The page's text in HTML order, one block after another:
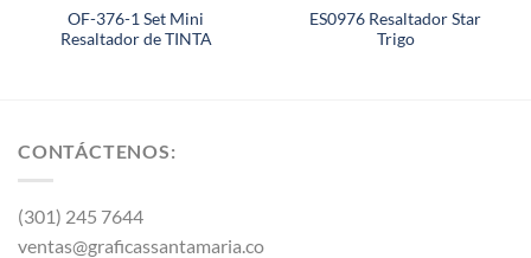
OF-376-1 Set Mini
Resaltador de TINTA
ES0976 Resaltador Star
Trigo
CONTÁCTENOS:
(301) 245 7644
ventas@graficassantamaria.co